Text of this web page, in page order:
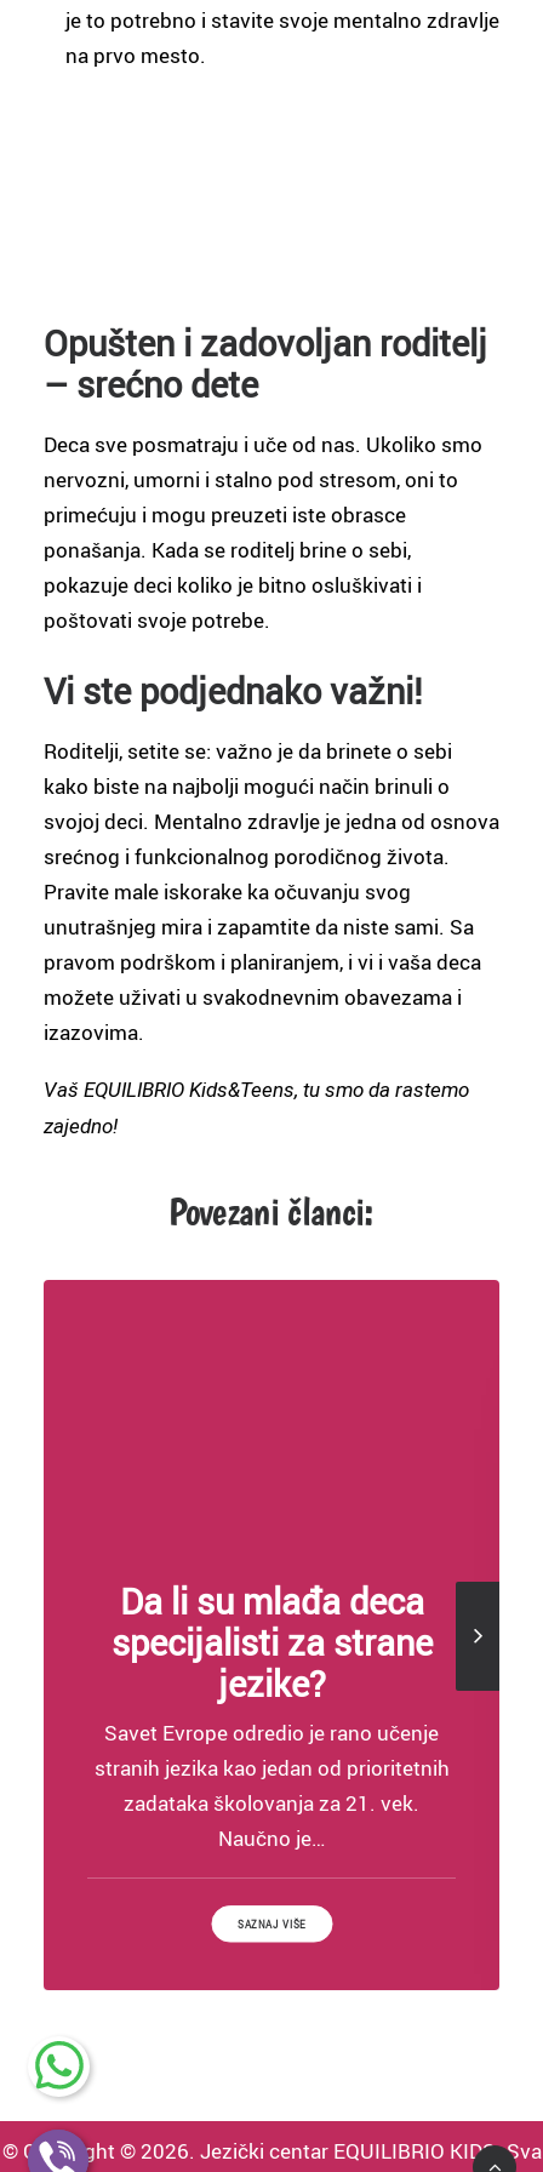
je to potrebno i stavite svoje mentalno zdravlje
na prvo mesto.
Opušten i zadovoljan roditelj
– srećno dete
Deca sve posmatraju i uče od nas. Ukoliko smo
nervozni, umorni i stalno pod stresom, oni to
primećuju i mogu preuzeti iste obrasce
ponašanja. Kada se roditelj brine o sebi,
pokazuje deci koliko je bitno osluškivati i
poštovati svoje potrebe.
Vi ste podjednako važni!
Roditelji, setite se: važno je da brinete o sebi
kako biste na najbolji mogući način brinuli o
svojoj deci. Mentalno zdravlje je jedna od osnova
srećnog i funkcionalnog porodičnog života.
Pravite male iskorake ka očuvanju svog
unutrašnjeg mira i zapamtite da niste sami. Sa
pravom podrškom i planiranjem, i vi i vaša deca
možete uživati u svakodnevnim obavezama i
izazovima.
Vaš EQUILIBRIO Kids&Teens, tu smo da rastemo
zajedno!
Povezani članci:
Da li su mlađa deca
specijalisti za strane
jezike?
Savet Evrope odredio je rano učenje
stranih jezika kao jedan od prioritetnih
zadataka školovanja za 21. vek.
Naučno je…
SAZNAJ VIŠESAZNAJTE VIŠE DA LI SU MLADA DECA
© Copyright © 2026. Jezički centar EQUILIBRIO KIDS. Sva